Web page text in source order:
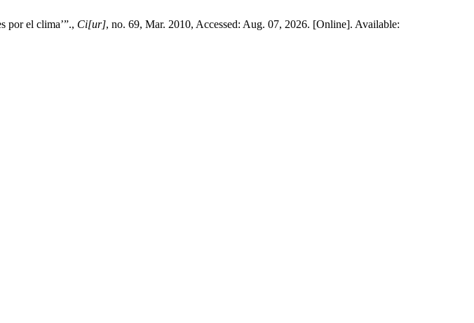
por el clima’”., Ci[ur], no. 69, Mar. 2010, Accessed: Aug. 07, 2026. [Online]. Available: